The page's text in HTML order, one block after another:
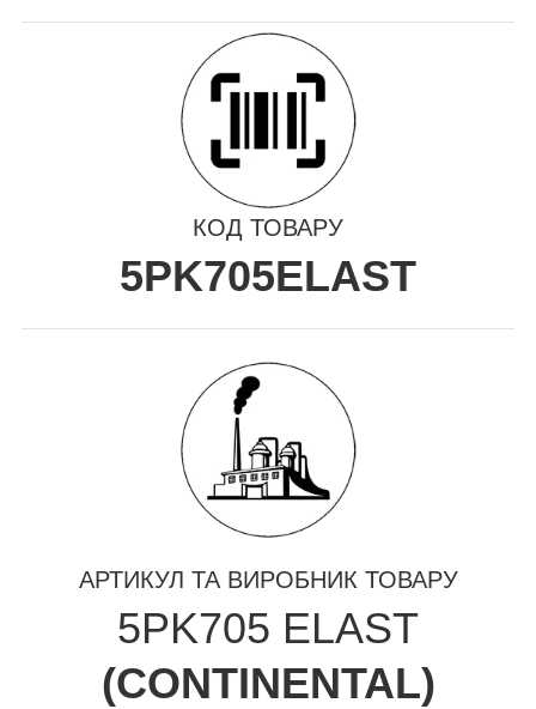
КОД ТОВАРУ
5PK705ELAST
АРТИКУЛ ТА ВИРОБНИК ТОВАРУ
5PK705 ELAST
(CONTINENTAL)